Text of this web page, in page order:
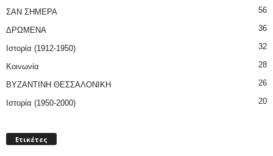
ΣΑΝ ΣΗΜΕΡΑ 56
ΔΡΩΜΕΝΑ 36
Ιστορία (1912-1950) 32
Κοινωνία 28
ΒΥΖΑΝΤΙΝΗ ΘΕΣΣΑΛΟΝΙΚΗ 26
Ιστορία (1950-2000) 20
Ετικέτες